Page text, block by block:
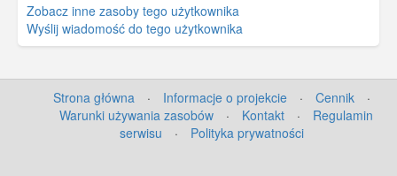
Zobacz inne zasoby tego użytkownika
Wyślij wiadomość do tego użytkownika
Strona główna · Informacje o projekcie · Cennik
·
Warunki używania zasobów
· Kontakt ·
Regulamin
serwisu
· Polityka prywatności